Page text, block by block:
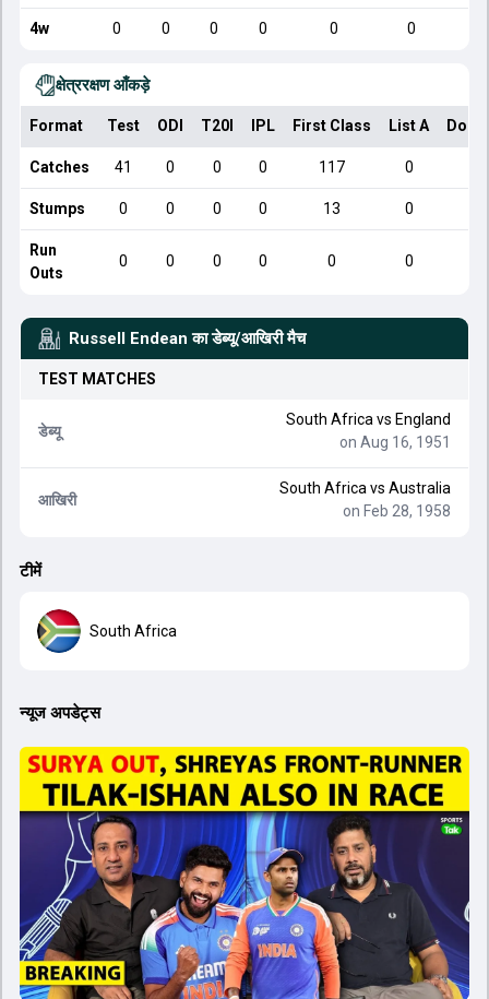
4w 0 0 0 0 0 0
क्षेत्ररक्षण आँकड़े
Format Test ODI T20I IPL First Class List A
Catches 41 0 0 0 117 0
Stumps 0 0 0 0 13 0
Run
Outs
0 0 0 0 0 0
Russell Endean का डेब्यू/आखिरी मैच
TEST MATCHES
डेब्यू
South Africa vs England
on Aug 16, 1951
आखिरी
South Africa vs Australia
on Feb 28, 1958
टीमें
South Africa
न्यूज अपडेट्स